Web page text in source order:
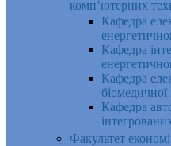
комп’ютерних
Кафедра
Кафедра
Кафедра
біомедичної
Кафедра
Факультет